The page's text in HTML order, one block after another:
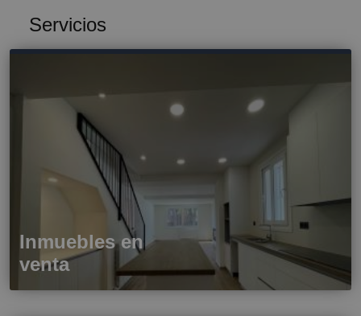
Servicios
Inmuebles en
venta